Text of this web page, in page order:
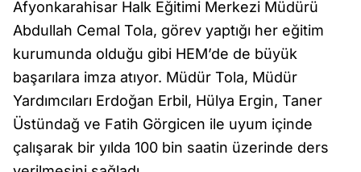
Afyonkarahisar Halk Eğitimi Merkezi Müdürü
Abdullah Cemal Tola, görev yaptığı her eğitim
kurumunda olduğu gibi HEM’de de büyük
başarılara imza atıyor. Müdür Tola, Müdür
Yardımcıları Erdoğan Erbil, Hülya Ergin, Taner
Üstündağ ve Fatih Görgicen ile uyum içinde
çalışarak bir yılda 100 bin saatin üzerinde ders